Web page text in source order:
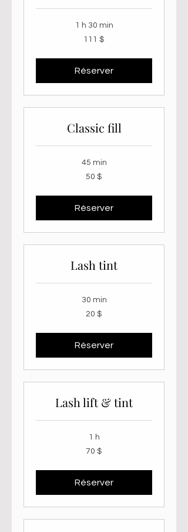
1 h 30 min
111 $
Réserver
Classic fill
45 min
50 $
Réserver
Lash tint
30 min
20 $
Réserver
Lash lift & tint
1 h
70 $
Réserver